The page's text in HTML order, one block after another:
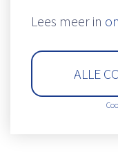
Lees meer in
ALLE